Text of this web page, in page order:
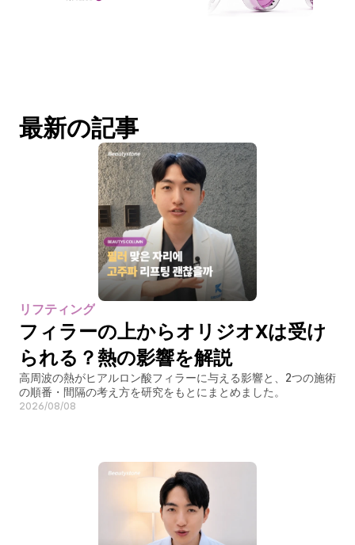
最新の記事
リフティング
フィラーの上からオリジオXは受け
られる？熱の影響を解説
高周波の熱がヒアルロン酸フィラーに与える影響と、2つの施術
の順番・間隔の考え方を研究をもとにまとめました。
2026/08/08